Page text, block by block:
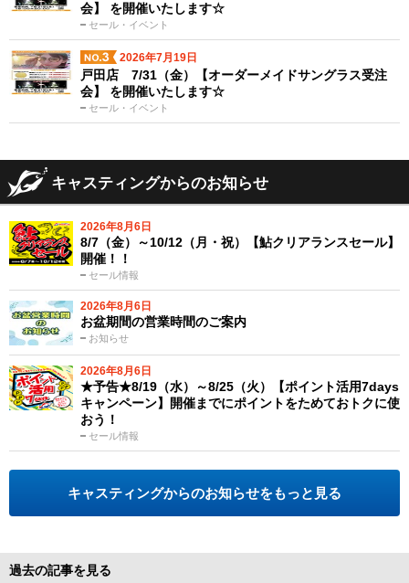
セール・イベント
会】 を開催いたします☆
2026年7月19日
セール・イベント
戸田店 7/31（金）【オーダーメイドサングラス受注
会】 を開催いたします☆
キャスティングからのお知らせ
2026年8月6日
セール情報
8/7（金）～10/12（月・祝）【鮎クリアランスセール】
開催！！
2026年8月6日
お知らせ
お盆期間の営業時間のご案内
2026年8月6日
セール情報
★予告★8/19（水）～8/25（火）【ポイント活用7days
キャンペーン】開催までにポイントをためておトクに使
おう！
キャスティングからのお知らせをもっと見る
過去の記事を見る